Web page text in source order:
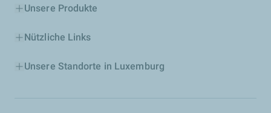
Unsere Produkte
Nützliche Links
Unsere Standorte in Luxemburg